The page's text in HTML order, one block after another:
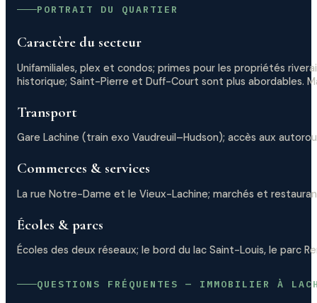
PORTRAIT DU QUARTIER
Caractère du secteur
Unifamiliales, plex et condos; primes pour les propriétés
historique; Saint-Pierre et Duff-Court sont plus abordables.
Transport
Gare Lachine (train exo Vaudreuil–Hudson); accès aux
Commerces & services
La rue Notre-Dame et le Vieux-Lachine; marchés et
Écoles & parcs
Écoles des deux réseaux; le bord du lac Saint-Louis, le parc
QUESTIONS FRÉQUENTES — IMMOBILIER À